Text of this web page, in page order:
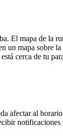
El mapa de la
un mapa sobre
cerca de tu
afectar al